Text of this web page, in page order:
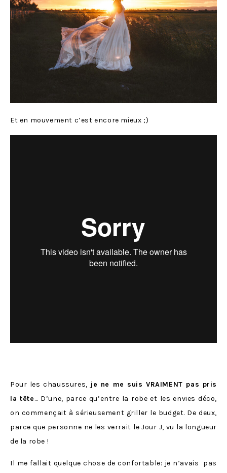
Et en mouvement c’est encore mieux ;)
Pour les chaussures, je ne me suis VRAIMENT pas pris
la tête… D’une, parce qu’entre la robe et les envies déco,
on commençait à sérieusement griller le budget. De deux,
parce que personne ne les verrait le Jour J, vu la longueur
de la robe !
Il me fallait quelque chose de confortable: je n’avais pas